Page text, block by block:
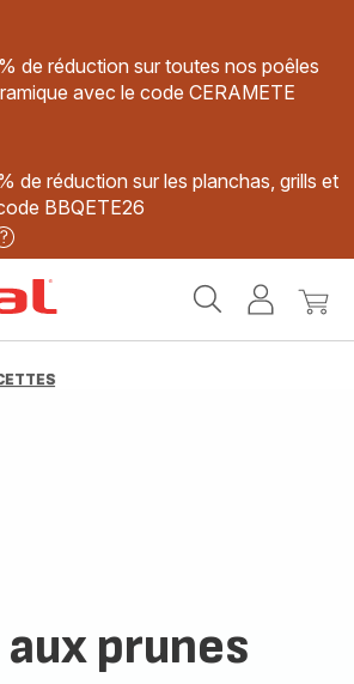
de réduction sur toutes nos poêles
avec le code CERAMETE
de réduction sur les planchas, grills et
BBQETE26
MonMon
prunes